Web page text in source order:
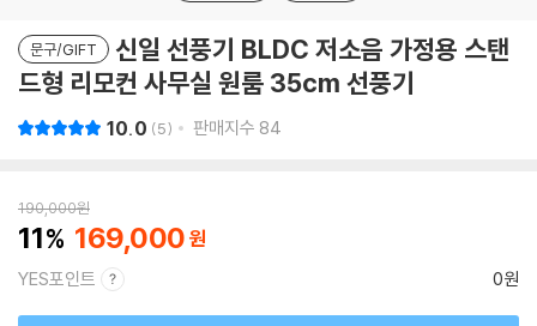
문구/GIFT
신일 선풍기 BLDC 저소음 가정용 스탠
드형 리모컨 사무실 원룸 35cm 선풍기
10.0 5 판매지수 84
190,000원
11 169,000
YES포인트 0원